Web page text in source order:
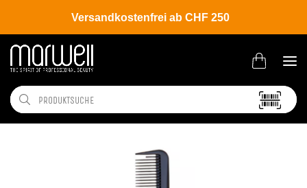
Versandkostenfrei ab CHF 250
Shop Brands Denman